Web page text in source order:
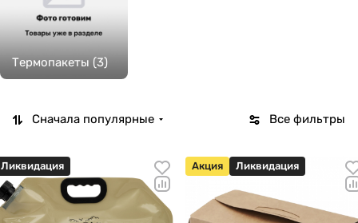
Термопакеты (3)
Все фильтры
Сначала популярные
Ликвидация Акция Ликвидация